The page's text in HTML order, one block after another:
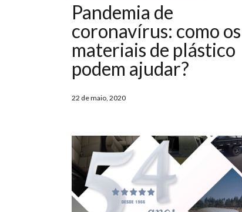
Pandemia de
coronavírus: como os
materiais de plástico
podem ajudar?
22 de maio, 2020